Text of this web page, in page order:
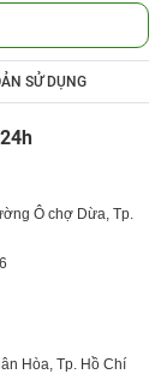
SỬ DỤNG
Ô chợ Dừa, Tp.
Hòa, Tp. Hồ Chí